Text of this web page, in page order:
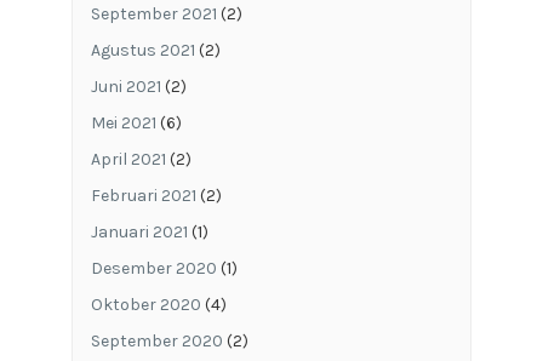
September 2021 (2)
Agustus 2021 (2)
Juni 2021 (2)
Mei 2021 (6)
April 2021 (2)
Februari 2021 (2)
Januari 2021 (1)
Desember 2020 (1)
Oktober 2020 (4)
September 2020 (2)